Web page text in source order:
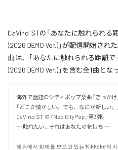
DaVinci STの「あなたに触れられる
(2026 DEMO Ver.)」が配信開始さ
曲は、「あなたに触れられる距離で
(2026 DEMO Ver.)」を含む全1曲とな
海外で話題のシティポップ楽曲『きっかけ
「どこか懐かしい。でも、なにか新しい。
DaVinci ST の『Neo City Pop』第3弾。
〜 触れたい...それはあなたの気持ち 〜
해외에서 화제를 모으고 있는 'Kikkake'의